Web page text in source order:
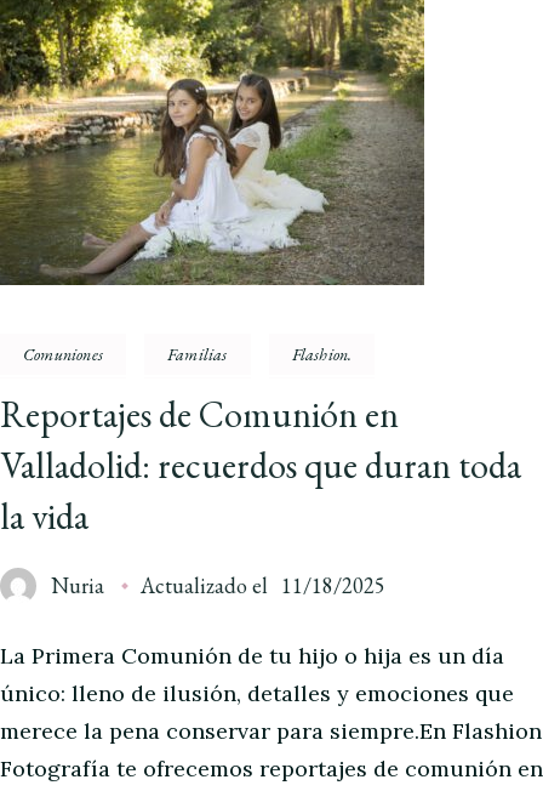
Comuniones Familias Flashion.
Reportajes de Comunión en
Valladolid: recuerdos que duran toda
la vida
Nuria Actualizado el 11/18/2025
La Primera Comunión de tu hijo o hija es un día
único: lleno de ilusión, detalles y emociones que
merece la pena conservar para siempre.En Flashion
Fotografía te ofrecemos reportajes de comunión en